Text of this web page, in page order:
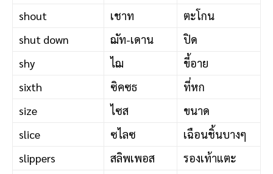
shout
เชาท
ตะโกน
shut down
ฌัท-เดาน
ปิด
shy
ไฌ
ขี้อาย
sixth
ซิคซธ
ที่หก
size
ไซส
ขนาด
slice
ซไลซ
เฉือนชิ้นบางๆ
slippers
สลิพเพอส
รองเท้าแตะ